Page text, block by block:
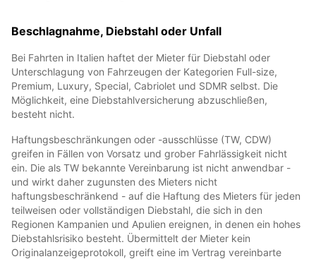
Beschlagnahme, Diebstahl oder Unfall
Bei Fahrten in Italien haftet der Mieter für Diebstahl oder
Unterschlagung von Fahrzeugen der Kategorien Full-size,
Premium, Luxury, Special, Cabriolet und SDMR selbst. Die
Möglichkeit, eine Diebstahlversicherung abzuschließen,
besteht nicht.
Haftungsbeschränkungen oder -ausschlüsse (TW, CDW)
greifen in Fällen von Vorsatz und grober Fahrlässigkeit nicht
ein. Die als TW bekannte Vereinbarung ist nicht anwendbar -
und wirkt daher zugunsten des Mieters nicht
haftungsbeschränkend - auf die Haftung des Mieters für jeden
teilweisen oder vollständigen Diebstahl, die sich in den
Regionen Kampanien und Apulien ereignen, in denen ein hohes
Diebstahlsrisiko besteht. Übermittelt der Mieter kein
Originalanzeigeprotokoll, greift eine im Vertrag vereinbarte